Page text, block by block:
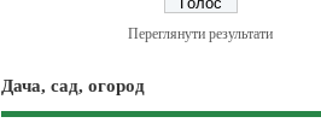
Переглянути результати
Дача, сад, огород